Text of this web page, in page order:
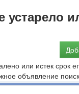
устарело
или истек срок
объявление